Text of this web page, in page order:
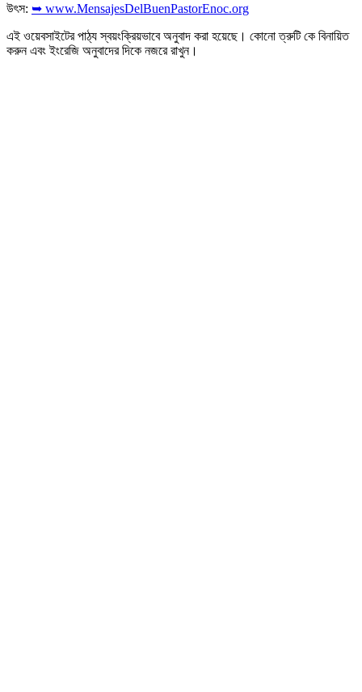
উৎস: ➥ www.MensajesDelBuenPastorEnoc.org
এই ওয়েবসাইটের পাঠ্য স্বয়ংক্রিয়ভাবে অনুবাদ করা হয়েছে। কোনো ত্রুটি কে বিনায়িত
করুন এবং ইংরেজি অনুবাদের দিকে নজরে রাখুন।